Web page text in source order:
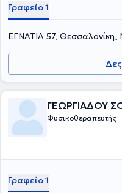
Γραφείο 1
ΕΓΝΑΤΙΑ 57,
ΓΕΩΡΓΙΑΔΟΥ
Φυσικοθεραπευτής
Γραφείο 1